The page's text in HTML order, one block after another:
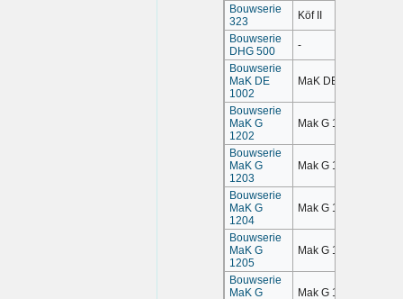
Bouwserie
323
Köf II
Bouwserie
DHG 500
-
Bouwserie
MaK DE
1002
MaK DE 1002
Bouwserie
MaK G
1202
Mak G 1202
Bouwserie
MaK G
1203
Mak G 1203
Bouwserie
MaK G
1204
Mak G 1204
Bouwserie
MaK G
1205
Mak G 1205
Bouwserie
MaK G
Mak G 1206